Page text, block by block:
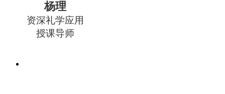
杨理
资深礼学应用
授课导师